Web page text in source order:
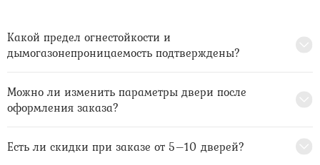
Какой предел огнестойкости и
дымогазонепроницаемость подтверждены?
Можно ли изменить параметры двери после
оформления заказа?
Есть ли скидки при заказе от 5–10 дверей?